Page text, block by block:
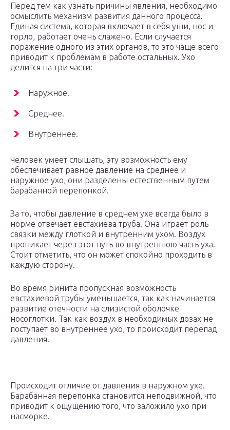
Перед тем как узнать причины явления, необходимо
осмыслить механизм развития данного процесса.
Единая система, которая включает в себя уши, нос и
горло, работает очень слажено. Если случается
поражение одного из этих органов, то это чаще всего
приводит к проблемам в работе остальных. Ухо
делится на три части:
Наружное.
Среднее.
Внутреннее.
Человек умеет слышать, эту возможность ему
обеспечивает равное давление на среднее и
наружное ухо, они разделены естественным путем
барабанной перепонкой.
За то, чтобы давление в среднем ухе всегда было в
норме отвечает евстахиева труба. Она играет роль
связки между глоткой и внутренним ухом. Воздух
проникает через этот путь во внутреннюю часть уха.
Стоит отметить, что он может спокойно проходить в
каждую сторону.
Во время ринита пропускная возможность
евстахиевой трубы уменьшается, так как начинается
развитие отечности на слизистой оболочке
носоглотки. Так как воздух в необходимых дозах не
поступает во внутреннее ухо, то происходит перепад
давления.
Происходит отличие от давления в наружном ухе.
Барабанная перепонка становится неподвижной, что
приводит к ощущению того, что заложило ухо при
насморке.